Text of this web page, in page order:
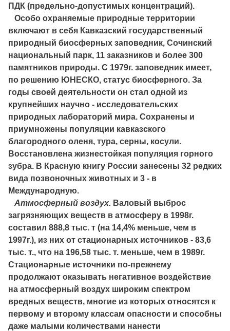
ПДК (предельно-допустимых концентраций).
Особо охраняемые природные территории
включают в себя Кавказский государственный
природный биосферных заповедник, Сочинский
национальный парк, 11 заказников и более 300
памятников природы. С 1979г. заповедник имеет,
по решению ЮНЕСКО, статус биосферного. За
годы своей деятельности он стал одной из
крупнейших научно - исследовательских
природных лабораторий мира. Сохранены и
приумножены популяции кавказского
благородного оленя, тура, серны, косули.
Восстановлена жизнестойкая популяция горного
зубра. В Красную книгу России занесены 32 редких
вида позвоночных животных и 3 - в
Международную.
Атмосферный воздух. Валовый выброс
загрязняющих веществ в атмосферу в 1998г.
составил 888,8 тыс. т (на 14,4% меньше, чем в
1997г.), из них от стационарных источников - 83,6
тыс. т., что на 196,58 тыс. т. меньше, чем в 1989г.
Стационарные источники по-прежнему
продолжают оказывать негативное воздействие
на атмосферный воздух широким спектром
вредных веществ, многие из которых относятся к
первому и второму классам опасности и способны
даже малыми количествами нанести